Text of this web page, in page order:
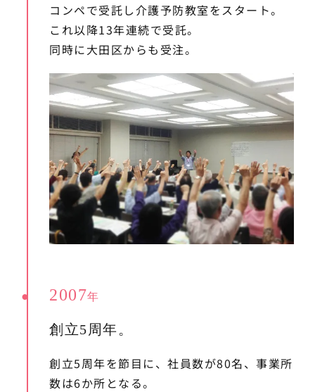
コンペで受託し介護予防教室をスタート。
これ以降13年連続で受託。
同時に大田区からも受注。
2007年
創立5周年。
創立5周年を節目に、社員数が80名、事業所
数は6か所となる。